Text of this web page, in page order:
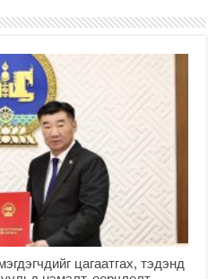
цагаатгах, тэдэнд